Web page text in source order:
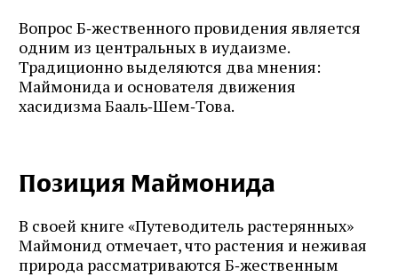
Вопрос Б‑жественного провидения является
одним из центральных в иудаизме.
Традиционно выделяются два мнения:
Маймонида и основателя движения
хасидизма Бааль‑Шем‑Това.
Позиция Маймонида
В своей книге «Путеводитель растерянных»
Маймонид отмечает, что растения и неживая
природа рассматриваются Б‑жественным